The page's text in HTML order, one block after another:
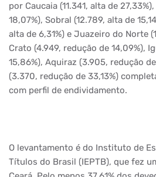
por Caucaia (11.341, alta de
18,07%), Sobral (12.789, alta de
alta de 6,31%) e Juazeiro do Norte
Crato (4.949, redução de 14,09%),
15,86%), Aquiraz (3.905, redução
(3.370, redução de 33,13%)
com perfil de endividamento.
O levantamento é do Instituto de
Títulos do Brasil (IEPTB), que fez